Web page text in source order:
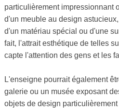
particulièrement impressionnant
d'un meuble au design
d'un matériau spécial ou d'une
fait, l'attrait esthétique de telles
capte l'attention des gens et les
L'enseigne pourrait également
galerie ou un musée exposant
objets de design